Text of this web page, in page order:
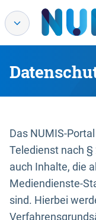
Das NUMIS-
Teledienst nach
auch Inhalte, die
Mediendienste-
sind. Hierbei